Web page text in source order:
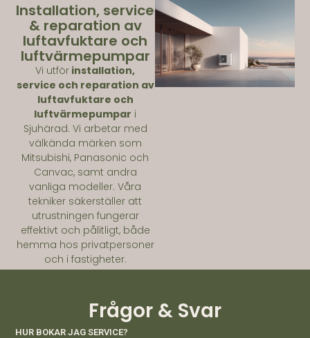
Installation, service
& reparation av
luftavfuktare och
luftvärmepumpar
Vi utför installation,
service och reparation av
luftavfuktare och
luftvärmepumpar i
Sjuhärad. Vi arbetar med
välkända märken som
Mitsubishi, Panasonic och
Canvac, samt andra
vanliga modeller. Våra
tekniker säkerställer att
utrustningen fungerar
effektivt och pålitligt, både
hemma hos privatpersoner
och i fastigheter.
Frågor & Svar
HUR BOKAR JAG SERVICE?